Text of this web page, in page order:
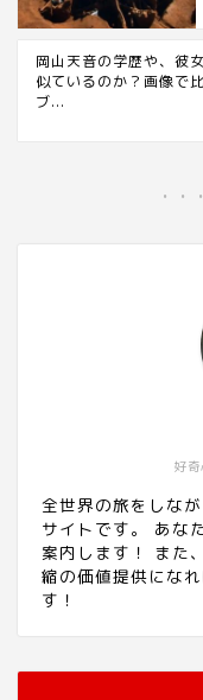
岡山天音の学歴や、彼
似ているのか？画像で
ブ...
好奇
全世界の旅をしな
サイトです。 あな
案内します！ また
縮の価値提供にな
す！